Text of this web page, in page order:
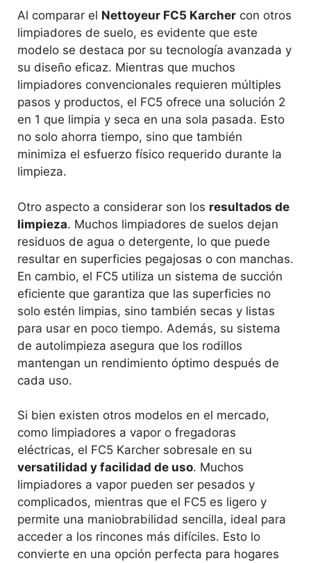
Al comparar el Nettoyeur FC5 Karcher con otros
limpiadores de suelo, es evidente que este
modelo se destaca por su tecnología avanzada y
su diseño eficaz. Mientras que muchos
limpiadores convencionales requieren múltiples
pasos y productos, el FC5 ofrece una solución 2
en 1 que limpia y seca en una sola pasada. Esto
no solo ahorra tiempo, sino que también
minimiza el esfuerzo físico requerido durante la
limpieza.
Otro aspecto a considerar son los resultados de
limpieza. Muchos limpiadores de suelos dejan
residuos de agua o detergente, lo que puede
resultar en superficies pegajosas o con manchas.
En cambio, el FC5 utiliza un sistema de succión
eficiente que garantiza que las superficies no
solo estén limpias, sino también secas y listas
para usar en poco tiempo. Además, su sistema
de autolimpieza asegura que los rodillos
mantengan un rendimiento óptimo después de
cada uso.
Si bien existen otros modelos en el mercado,
como limpiadores a vapor o fregadoras
eléctricas, el FC5 Karcher sobresale en su
versatilidad y facilidad de uso. Muchos
limpiadores a vapor pueden ser pesados y
complicados, mientras que el FC5 es ligero y
permite una maniobrabilidad sencilla, ideal para
acceder a los rincones más difíciles. Esto lo
convierte en una opción perfecta para hogares